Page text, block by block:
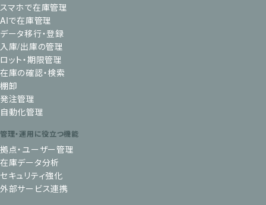
スマホで在庫管理
AIで在庫管理
データ移行・登録
入庫/出庫の管理
ロット・期限管理
在庫の確認・検索
棚卸
発注管理
自動化管理
管理・運用に役立つ機能
拠点・ユーザー管理
在庫データ分析
セキュリティ強化
外部サービス連携